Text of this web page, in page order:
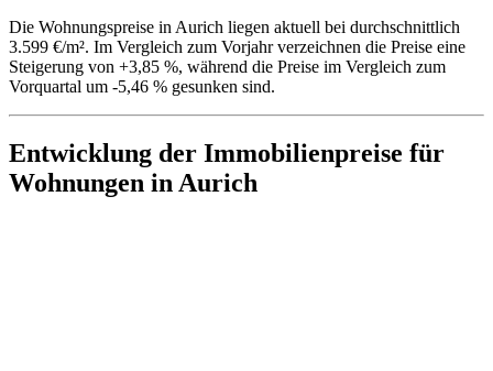
Die Wohnungspreise in Aurich liegen aktuell bei durchschnittlich
3.599 €/m². Im Vergleich zum Vorjahr verzeichnen die Preise eine
Steigerung von +3,85 %, während die Preise im Vergleich zum
Vorquartal um -5,46 % gesunken sind.
Entwicklung der Immobilienpreise für
Wohnungen in Aurich